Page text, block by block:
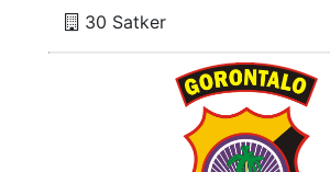
30 Satker